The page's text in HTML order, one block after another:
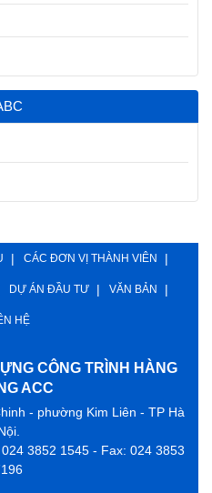
CÁC ĐƠN VỊ THÀNH VIÊN
DỰ ÁN ĐẦU TƯ VĂN BẢN
HỆ
CÔNG TRÌNH HÀNG
ACC
- phường Kim Liên - TP Hà
3852 1545 - Fax: 024 3853